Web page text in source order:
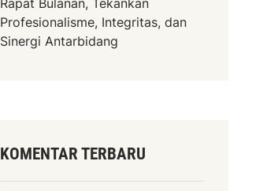
Rapat Bulanan, Tekankan
Profesionalisme, Integritas, dan
Sinergi Antarbidang
KOMENTAR TERBARU